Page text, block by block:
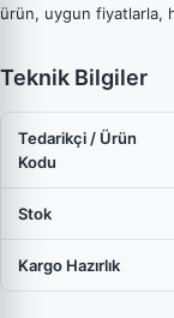
ürün, uygun fiyatlarla,
Teknik Bilgiler
Tedarikçi / Ürün
Kodu
Stok
Kargo Hazırlık